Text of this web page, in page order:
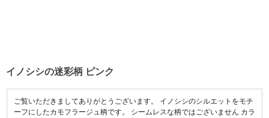
イノシシの迷彩柄 ピンク
ご覧いただきましてありがとうございます。 イノシシのシルエットをモチ
ーフにしたカモフラージュ柄です。 シームレスな柄ではございません カラ